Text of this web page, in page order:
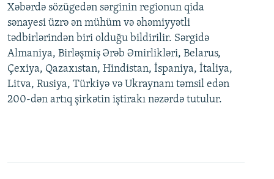
Xəbərdə sözügedən sərginin regionun qida
sənayesi üzrə ən mühüm və əhəmiyyətli
tədbirlərindən biri olduğu bildirilir. Sərgidə
Almaniya, Birləşmiş Ərəb Əmirlikləri, Belarus,
Çexiya, Qazaxıstan, Hindistan, İspaniya, İtaliya,
Litva, Rusiya, Türkiyə və Ukraynanı təmsil edən
200-dən artıq şirkətin iştirakı nəzərdə tutulur.